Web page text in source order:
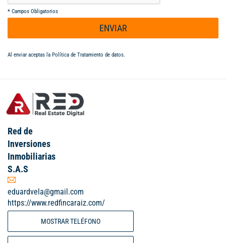
* Campos Obligatorios
ENVIAR
Al enviar aceptas la Política de Tratamiento de datos.
Red de
Inversiones
Inmobiliarias
S.A.S
eduardvela@gmail.com
https://www.redfincaraiz.com/
MOSTRAR TELÉFONO